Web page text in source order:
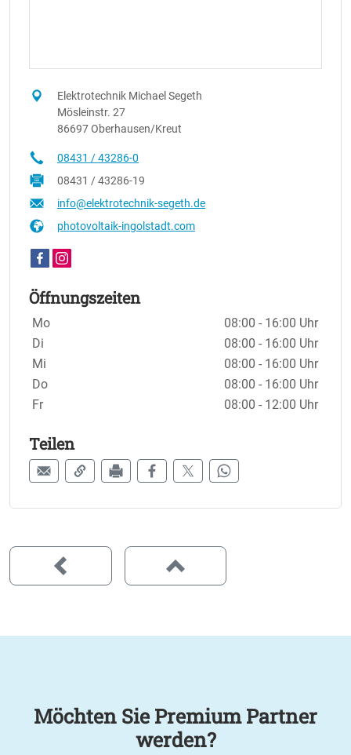
Elektrotechnik Michael Segeth
Mösleinstr. 27
86697 Oberhausen/Kreut
08431 / 43286-0
08431 / 43286-19
info@elektrotechnik-segeth.de
photovoltaik-ingolstadt.com
Öffnungszeiten
Wochentage / Monate
Öffnungszeiten / Hinweise
Mo
08:00 - 16:00 Uhr
Di
08:00 - 16:00 Uhr
Mi
08:00 - 16:00 Uhr
Do
08:00 - 16:00 Uhr
Fr
08:00 - 12:00 Uhr
Teilen
Möchten Sie Premium Partner
werden?